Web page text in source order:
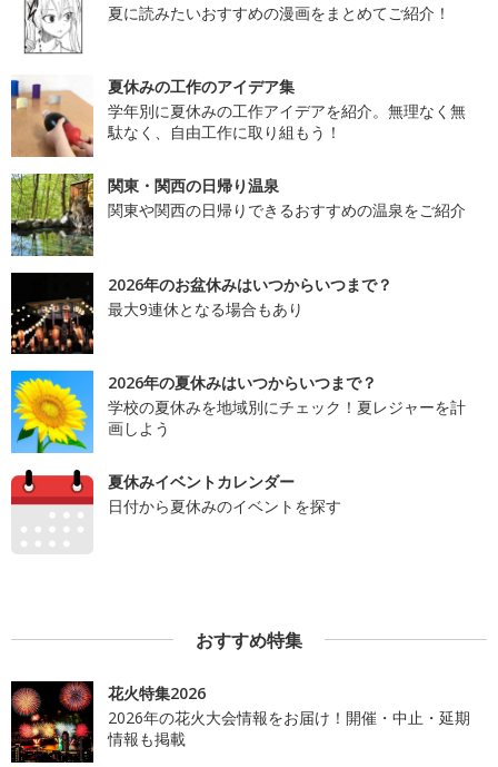
夏に読みたいおすすめの漫画をまとめてご紹介！
夏休みの工作のアイデア集
学年別に夏休みの工作アイデアを紹介。無理なく無
駄なく、自由工作に取り組もう！
関東・関西の日帰り温泉
関東や関西の日帰りできるおすすめの温泉をご紹介
2026年のお盆休みはいつからいつまで？
最大9連休となる場合もあり
2026年の夏休みはいつからいつまで？
学校の夏休みを地域別にチェック！夏レジャーを計
画しよう
夏休みイベントカレンダー
日付から夏休みのイベントを探す
おすすめ特集
花火特集2026
2026年の花火大会情報をお届け！開催・中止・延期
情報も掲載